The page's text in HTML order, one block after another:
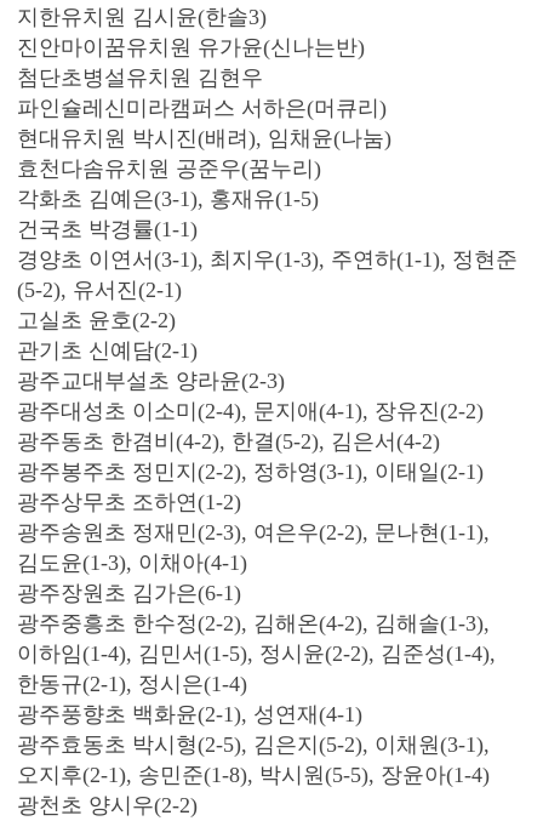
지한유치원 김시윤(한솔3)
진안마이꿈유치원 유가윤(신나는반)
첨단초병설유치원 김현우
파인슐레신미라캠퍼스 서하은(머큐리)
현대유치원 박시진(배려), 임채윤(나눔)
효천다솜유치원 공준우(꿈누리)
각화초 김예은(3-1), 홍재유(1-5)
건국초 박경률(1-1)
경양초 이연서(3-1), 최지우(1-3), 주연하(1-1), 정현준
(5-2), 유서진(2-1)
고실초 윤호(2-2)
관기초 신예담(2-1)
광주교대부설초 양라윤(2-3)
광주대성초 이소미(2-4), 문지애(4-1), 장유진(2-2)
광주동초 한겸비(4-2), 한결(5-2), 김은서(4-2)
광주봉주초 정민지(2-2), 정하영(3-1), 이태일(2-1)
광주상무초 조하연(1-2)
광주송원초 정재민(2-3), 여은우(2-2), 문나현(1-1),
김도윤(1-3), 이채아(4-1)
광주장원초 김가은(6-1)
광주중흥초 한수정(2-2), 김해온(4-2), 김해솔(1-3),
이하임(1-4), 김민서(1-5), 정시윤(2-2), 김준성(1-4),
한동규(2-1), 정시은(1-4)
광주풍향초 백화윤(2-1), 성연재(4-1)
광주효동초 박시형(2-5), 김은지(5-2), 이채원(3-1),
오지후(2-1), 송민준(1-8), 박시원(5-5), 장윤아(1-4)
광천초 양시우(2-2)